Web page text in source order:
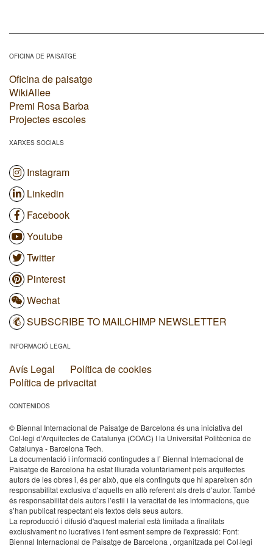
OFICINA DE PAISATGE
Oficina de paisatge
WikiAllee
Premi Rosa Barba
Projectes escoles
XARXES SOCIALS
Instagram
Linkedin
Facebook
Youtube
Twitter
Pinterest
Wechat
SUBSCRIBE TO MAILCHIMP NEWSLETTER
INFORMACIÓ LEGAL
Avís Legal
Política de cookies
Política de privacitat
CONTENIDOS
© Biennal Internacional de Paisatge de Barcelona és una iniciativa del
Col·legi d’Arquitectes de Catalunya (COAC) I la Universitat Politècnica de
Catalunya - Barcelona Tech.
La documentació i informació contingudes a l’ Biennal Internacional de
Paisatge de Barcelona ha estat lliurada voluntàriament pels arquitectes
autors de les obres i, és per això, que els continguts que hi apareixen són
responsabilitat exclusiva d’aquells en allò referent als drets d’autor. També
és responsabilitat dels autors l’estil i la veracitat de les informacions, que
s’han publicat respectant els textos dels seus autors.
La reproducció i difusió d'aquest material està limitada a finalitats
exclusivament no lucratives i fent esment sempre de l'expressió: Font:
Biennal Internacional de Paisatge de Barcelona , organitzada pel Col·legi